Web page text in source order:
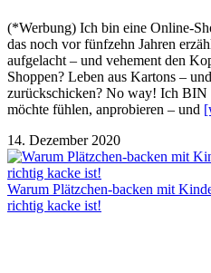
(*Werbung) Ich bin eine Online-
das noch vor fünfzehn Jahren
aufgelacht – und vehement den
Shoppen? Leben aus Kartons –
zurückschicken? No way! Ich BIN
möchte fühlen, anprobieren – und
14. Dezember 2020
Warum Plätzchen-backen mit
richtig kacke ist!